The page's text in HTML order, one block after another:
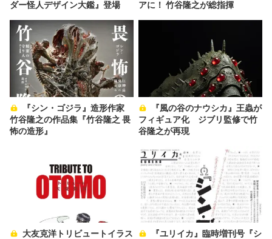
ダー怪人デザイン大鑑』登場
アに！ 竹谷隆之が総指揮
竹谷隆之の作品集『竹谷隆之 畏
怖の造形』
フィギュア化 ジブリ監修で竹
谷隆之が再現